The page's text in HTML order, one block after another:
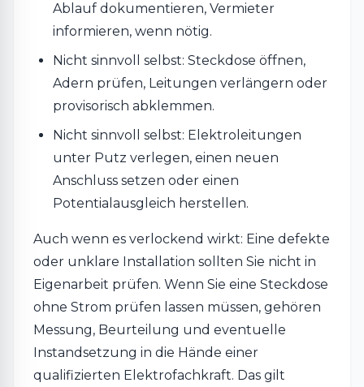
Ablauf dokumentieren, Vermieter
informieren, wenn nötig.
Nicht sinnvoll selbst: Steckdose öffnen,
Adern prüfen, Leitungen verlängern oder
provisorisch abklemmen.
Nicht sinnvoll selbst: Elektroleitungen
unter Putz verlegen, einen neuen
Anschluss setzen oder einen
Potentialausgleich herstellen.
Auch wenn es verlockend wirkt: Eine defekte
oder unklare Installation sollten Sie nicht in
Eigenarbeit prüfen. Wenn Sie eine Steckdose
ohne Strom prüfen lassen müssen, gehören
Messung, Beurteilung und eventuelle
Instandsetzung in die Hände einer
qualifizierten Elektrofachkraft. Das gilt